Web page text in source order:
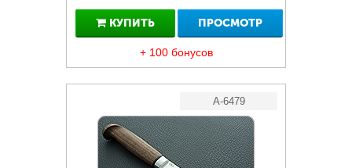
КУПИТЬ ПРОСМОТР
+ 100 бонусов
A-6479